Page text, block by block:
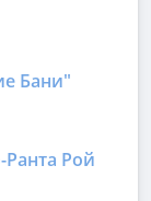
Бани"
Рой